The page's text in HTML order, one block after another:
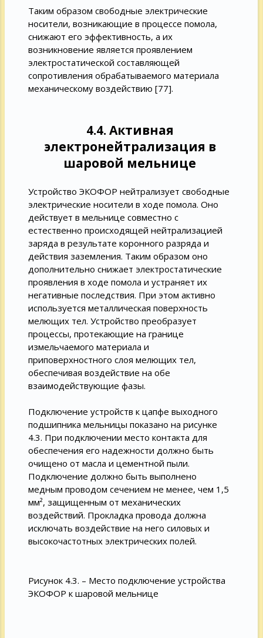
Таким образом свободные электрические
носители, возникающие в процессе помола,
снижают его эффективность, а их
возникновение является проявлением
электростатической составляющей
сопротивления обрабатываемого материала
механическому воздействию [77].
4.4. Активная
электронейтрализация в
шаровой мельнице
Устройство ЭКОФОР нейтрализует свободные
электрические носители в ходе помола. Оно
действует в мельнице совместно с
естественно происходящей нейтрализацией
заряда в результате коронного разряда и
действия заземления. Таким образом оно
дополнительно снижает электростатические
проявления в ходе помола и устраняет их
негативные последствия. При этом активно
используется металлическая поверхность
мелющих тел. Устройство преобразует
процессы, протекающие на границе
измельчаемого материала и
приповерхностного слоя мелющих тел,
обеспечивая воздействие на обе
взаимодействующие фазы.
Подключение устройств к цапфе выходного
подшипника мельницы показано на рисунке
4.3. При подключении место контакта для
обеспечения его надежности должно быть
очищено от масла и цементной пыли.
Подключение должно быть выполнено
медным проводом сечением не менее, чем 1,5
мм², защищенным от механических
воздействий. Прокладка провода должна
исключать воздействие на него силовых и
высокочастотных электрических полей.
Рисунок 4.3. – Место подключение устройства
ЭКОФОР к шаровой мельнице